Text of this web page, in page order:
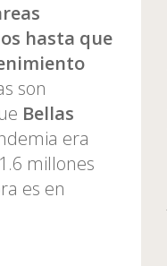
hasta que
son
Bellas
era
millones
es en